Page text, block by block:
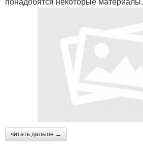
читать дальше →